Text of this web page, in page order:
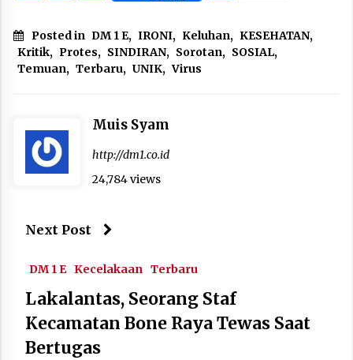
Posted in DM 1 E, IRONI, Keluhan, KESEHATAN,
Kritik, Protes, SINDIRAN, Sorotan, SOSIAL,
Temuan, Terbaru, UNIK, Virus
Muis Syam
http://dm1.co.id
24,784 views
Next Post
DM 1 E Kecelakaan Terbaru
Lakalantas, Seorang Staf
Kecamatan Bone Raya Tewas Saat
Bertugas